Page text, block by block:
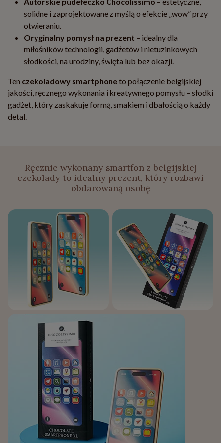
solidne i zaprojektowane z myślą o efekcie „wow” przy
otwieraniu.
Oryginalny pomysł na prezent – idealny dla
miłośników technologii, gadżetów i nietuzinkowych
słodkości, na urodziny, święta lub bez okazji.
Ten czekoladowy smartphoneto połączenie belgijskiej
jakości, ręcznego wykonania i kreatywnego pomysłu – słodki
gadżet, który zaskakuje formą, smakiem i dbałością o każdy
detal.
Ręcznie wykonany smartfon z belgijskiej
czekolady to idealny prezent, który rozbawi
obdarowaną osobę